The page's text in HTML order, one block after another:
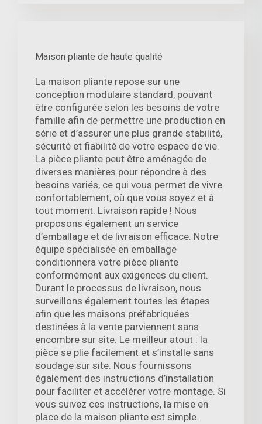
Maison pliante de haute qualité
La maison pliante repose sur une
conception modulaire standard, pouvant
être configurée selon les besoins de votre
famille afin de permettre une production en
série et d’assurer une plus grande stabilité,
sécurité et fiabilité de votre espace de vie.
La pièce pliante peut être aménagée de
diverses manières pour répondre à des
besoins variés, ce qui vous permet de vivre
confortablement, où que vous soyez et à
tout moment. Livraison rapide ! Nous
proposons également un service
d’emballage et de livraison efficace. Notre
équipe spécialisée en emballage
conditionnera votre pièce pliante
conformément aux exigences du client.
Durant le processus de livraison, nous
surveillons également toutes les étapes
afin que les maisons préfabriquées
destinées à la vente parviennent sans
encombre sur site. Le meilleur atout : la
pièce se plie facilement et s’installe sans
soudage sur site. Nous fournissons
également des instructions d’installation
pour faciliter et accélérer votre montage. Si
vous suivez ces instructions, la mise en
place de la maison pliante est simple.